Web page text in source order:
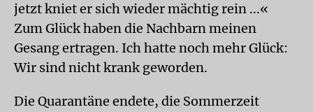
jetzt kniet er sich wieder mächtig rein ...«
Zum Glück haben die Nachbarn meinen
Gesang ertragen. Ich hatte noch mehr Glück:
Wir sind nicht krank geworden.
Die Quarantäne endete, die Sommerzeit